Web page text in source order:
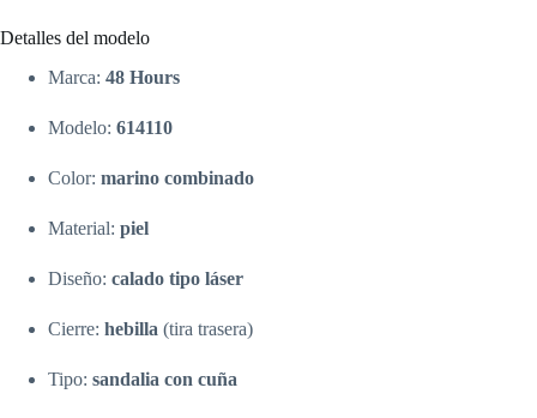
Detalles del modelo
Marca: 48 Hours
Modelo: 614110
Color: marino combinado
Material: piel
Diseño: calado tipo láser
Cierre: hebilla (tira trasera)
Tipo: sandalia con cuña